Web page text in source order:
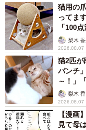
と立ち去ったやまと君
な距離感で接している
息子のことが気にはな
です。最近は動けるよ
っています。
――ズリバイができる
ょうか？
猫用の
ってま
「100
梨木
2026.08.07
猫2匹が
パンチ
～！」
梨木
2026.08.07
【漫画
見て母